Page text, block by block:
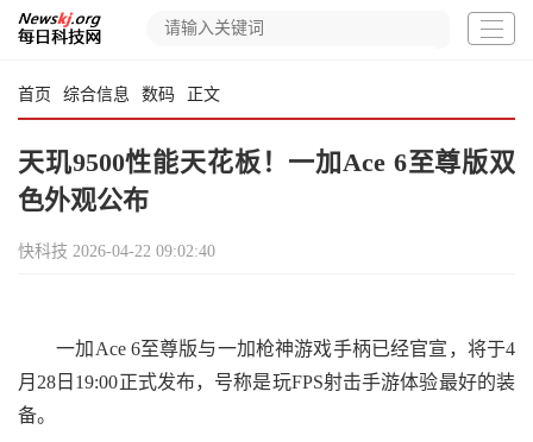
首页 综合信息 数码 正文
天玑9500性能天花板！一加Ace 6至尊版双
色外观公布
快科技 2026-04-22 09:02:40
一加Ace 6至尊版与一加枪神游戏手柄已经官宣，将于4
月28日19:00正式发布，号称是玩FPS射击手游体验最好的装
备。